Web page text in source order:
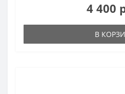
4 400
В